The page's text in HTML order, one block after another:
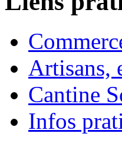
Artisans,
Cantine
Infos